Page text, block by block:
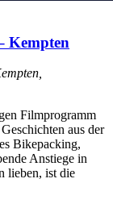
Kempten
Filmprogramm
aus der
Bikepacking,
Anstiege in
lieben, ist die